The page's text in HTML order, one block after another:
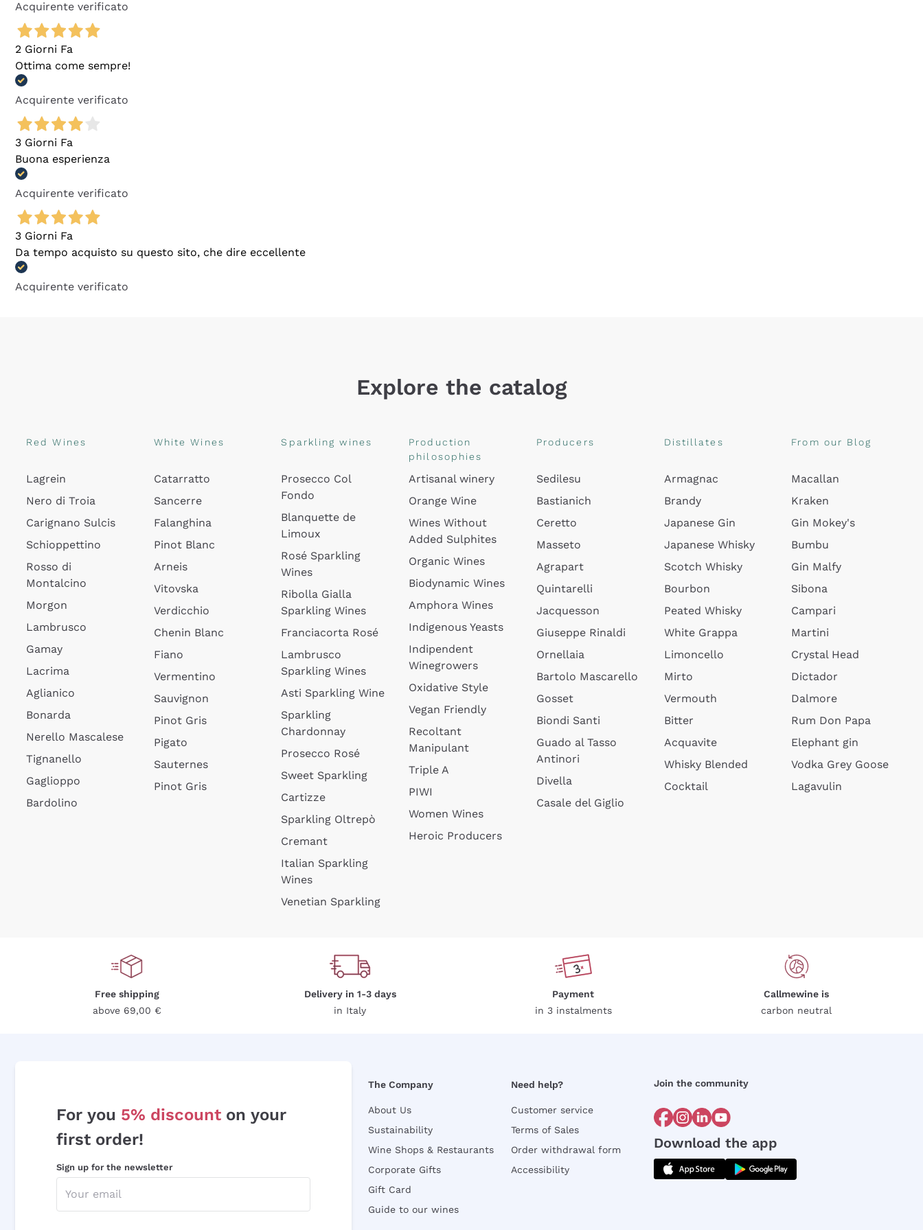
Acquirente verificato
2 Giorni Fa
Ottima come sempre!
Acquirente verificato
3 Giorni Fa
Buona esperienza
Acquirente verificato
3 Giorni Fa
Da tempo acquisto su questo sito, che dire eccellente
Acquirente verificato
Explore the catalog
Red Wines
Lagrein
Nero di Troia
Carignano Sulcis
Schioppettino
Rosso di
Montalcino
Morgon
Lambrusco
Gamay
Lacrima
Aglianico
Bonarda
Nerello Mascalese
Tignanello
Gaglioppo
Bardolino
White Wines
Catarratto
Sancerre
Falanghina
Pinot Blanc
Arneis
Vitovska
Verdicchio
Chenin Blanc
Fiano
Vermentino
Sauvignon
Pinot Gris
Pigato
Sauternes
Pinot Gris
Sparkling wines
Prosecco Col
Fondo
Blanquette de
Limoux
Rosé Sparkling
Wines
Ribolla Gialla
Sparkling Wines
Franciacorta Rosé
Lambrusco
Sparkling Wines
Asti Sparkling Wine
Sparkling
Chardonnay
Prosecco Rosé
Sweet Sparkling
Cartizze
Sparkling Oltrepò
Cremant
Italian Sparkling
Wines
Venetian Sparkling
Production
philosophies
Artisanal winery
Orange Wine
Wines Without
Added Sulphites
Organic Wines
Biodynamic Wines
Amphora Wines
Indigenous Yeasts
Indipendent
Winegrowers
Oxidative Style
Vegan Friendly
Recoltant
Manipulant
Triple A
PIWI
Women Wines
Heroic Producers
Producers
Sedilesu
Bastianich
Ceretto
Masseto
Agrapart
Quintarelli
Jacquesson
Giuseppe Rinaldi
Ornellaia
Bartolo Mascarello
Gosset
Biondi Santi
Guado al Tasso
Antinori
Divella
Casale del Giglio
Distillates
Armagnac
Brandy
Japanese Gin
Japanese Whisky
Scotch Whisky
Bourbon
Peated Whisky
White Grappa
Limoncello
Mirto
Vermouth
Bitter
Acquavite
Whisky Blended
Cocktail
From our Blog
Macallan
Kraken
Gin Mokey's
Bumbu
Gin Malfy
Sibona
Campari
Martini
Crystal Head
Dictador
Dalmore
Rum Don Papa
Elephant gin
Vodka Grey Goose
Lagavulin
Free shipping
above 69,00 €
Delivery in 1-3 days
in Italy
Payment
in 3 instalments
Callmewine is
carbon neutral
For you 5% discount on your
first order!
Sign up for the newsletter
The Company
About Us
Sustainability
Wine Shops & Restaurants
Corporate Gifts
Gift Card
Guide to our wines
Need help?
Customer service
Terms of Sales
Order withdrawal form
Accessibility
Join the community
Download the app